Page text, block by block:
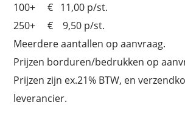
100+ € 11,00 p/st.
250+ € 9,50 p/st.
Meerdere aantallen op aanvraag.
Prijzen borduren/bedrukken op
Prijzen zijn ex.21% BTW, en
leverancier.